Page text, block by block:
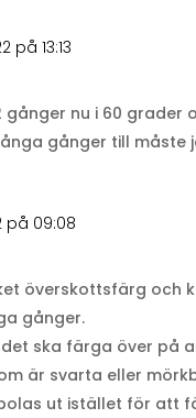
på 13:13
nu i 60
gånger till måste
på 09:08
överskottsfärg och
gånger.
ska färga över på
är svarta eller
ut istället för att